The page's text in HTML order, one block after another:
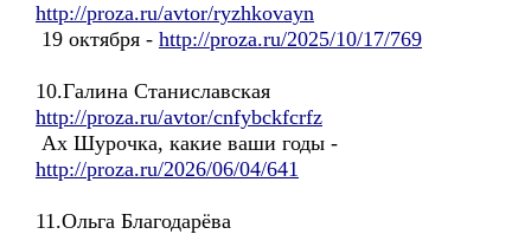
http://proza.ru/avtor/ryzhkovayn
19 октября - http://proza.ru/2025/10/17/769
10.Галина Станиславская
http://proza.ru/avtor/cnfybckfcrfz
Ах Шурочка, какие ваши годы -
http://proza.ru/2026/06/04/641
11.Ольга Благодарёва